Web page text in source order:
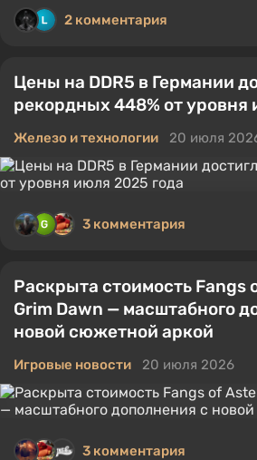
2 комментария
Цены на DDR5 в Германии
рекордных 448% от уровня
Железо и технологии 20 июля
3 комментария
Раскрыта стоимость Fangs
Grim Dawn — масштабного
новой сюжетной аркой
Игровые новости 20 июля 2026
3 комментария